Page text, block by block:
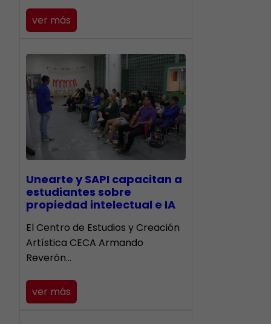
ver más
Unearte y SAPI capacitan a
estudiantes sobre
propiedad intelectual e IA
El Centro de Estudios y Creación
Artística CECA Armando
Reverón…
ver más